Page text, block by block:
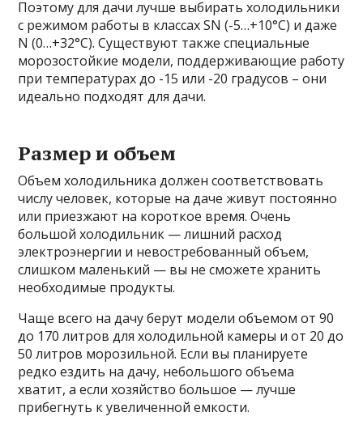
Поэтому для дачи лучше выбирать холодильники
с режимом работы в классах SN (-5…+10°C) и даже
N (0…+32°C). Существуют также специальные
морозостойкие модели, поддерживающие работу
при температурах до -15 или -20 градусов – они
идеально подходят для дачи.
Размер и объем
Объем холодильника должен соответствовать
числу человек, которые на даче живут постоянно
или приезжают на короткое время. Очень
большой холодильник — лишний расход
электроэнергии и невостребованный объем,
слишком маленький — вы не сможете хранить
необходимые продукты.
Чаще всего на дачу берут модели объемом от 90
до 170 литров для холодильной камеры и от 20 до
50 литров морозильной. Если вы планируете
редко ездить на дачу, небольшого объема
хватит, а если хозяйство большое — лучше
прибегнуть к увеличенной емкости.